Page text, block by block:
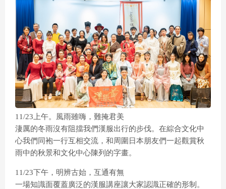
11/23上午。風雨雖嗨，難掩君美
淒厲的冬雨沒有阻擋我們漢服出行的步伐。在綜合文化中
心我們同袍一行互相交流，和周圍日本朋友們一起觀賞秋
雨中的秋景和文化中心陳列的字畫。
11/23下午，明辨古始，互通有無
一場知識面覆蓋廣泛的漢服講座讓大家認識正確的形制。